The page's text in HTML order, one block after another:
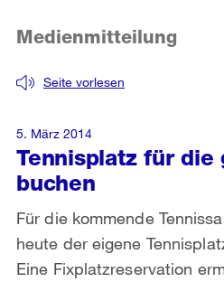
Tennisplatz für die
buchen
Seite vorlesen
Medienmitteilung
Für die kommende
heute der eigene
Eine Fixplatzreservation
5. März 2014